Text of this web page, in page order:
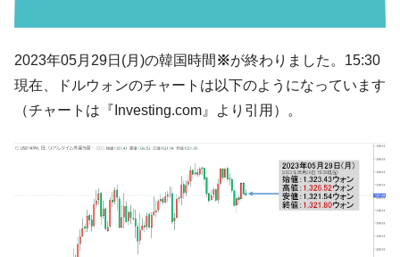
韓国K9専用砲弾･装薬自動供給装甲車両･珍
兵器「K10」が改良に乗り出す。
体だけで410億ドル、輸出全体の41％もある
『Money1』
韓国･李在明「青年層の雇用状況が悪い。せ
や、若者に起業させよう」⇒ どんな雇用対策だソレ。
『Money1』
【韓国の外貨準備】2026年07月は4,279億ド
ル。外平債の発行「19.4億ドル」
『Money1』
韓国「ここは北朝鮮なのか。選管がサーバ
2023年05月29日(月)の韓国時間 ※が終わりました。15:30
現在、ドルウォンのチャートは以下のようになっています
（チャートは『Investing.com』より引用）。